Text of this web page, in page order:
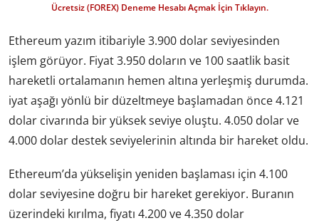
Ücretsiz (FOREX) Deneme Hesabı Açmak İçin Tıklayın.
Ethereum yazım itibariyle 3.900 dolar seviyesinden
işlem görüyor. Fiyat 3.950 doların ve 100 saatlik basit
hareketli ortalamanın hemen altına yerleşmiş durumda.
iyat aşağı yönlü bir düzeltmeye başlamadan önce 4.121
dolar civarında bir yüksek seviye oluştu. 4.050 dolar ve
4.000 dolar destek seviyelerinin altında bir hareket oldu.
Ethereum’da yükselişin yeniden başlaması için 4.100
dolar seviyesine doğru bir hareket gerekiyor. Buranın
üzerindeki kırılma, fiyatı 4.200 ve 4.350 dolar